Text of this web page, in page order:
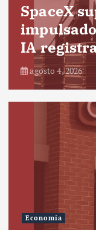
SpaceX
IA
agosto 4, 2026
Economía